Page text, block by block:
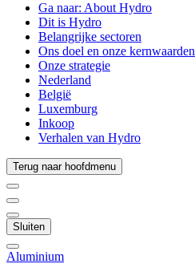
Ga naar: About Hydro
Dit is Hydro
Belangrijke sectoren
Ons doel en onze kernwaarden
Onze strategie
Nederland
België
Luxemburg
Inkoop
Verhalen van Hydro
Terug naar hoofdmenu
Sluiten
Aluminium